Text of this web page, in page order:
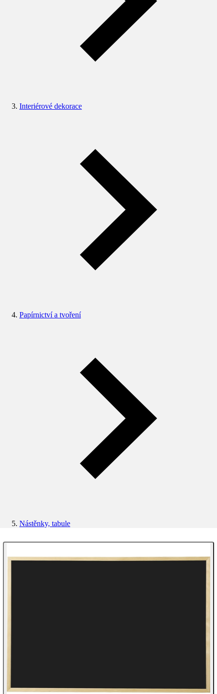
Interiérové dekorace
Papírnictví a tvoření
Nástěnky, tabule